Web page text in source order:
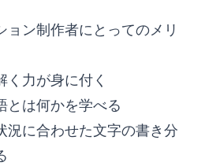
ョン制作者にとってのメリ
く力が身に付く
とは何かを学べる
況に合わせた文字の書き分